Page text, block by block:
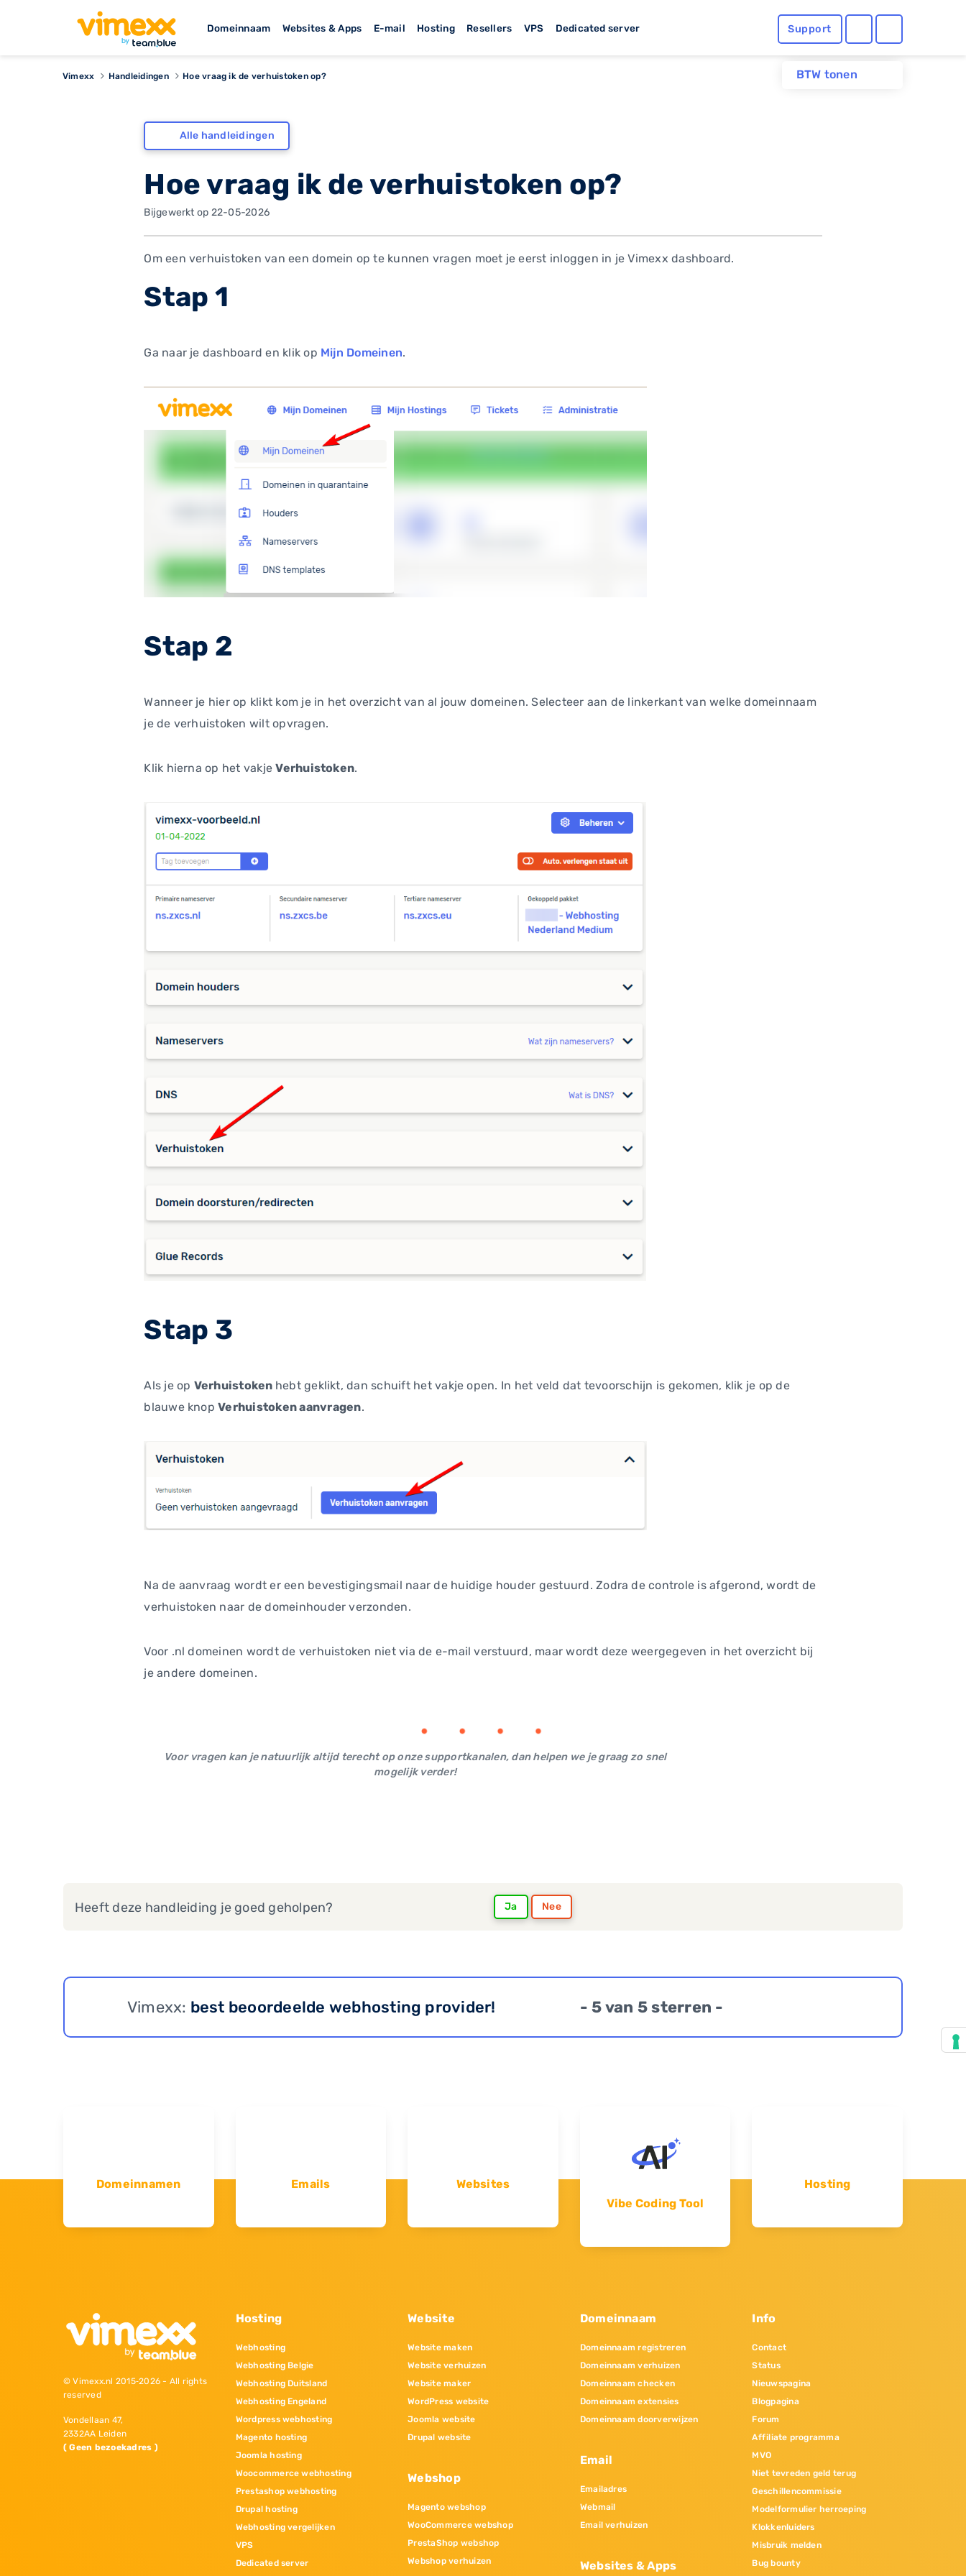
Domeinnaam Websites & Apps E-mail Hosting Resellers VPS Dedicated server Support
BTW tonen
Vimexx Handleidingen Hoe vraag ik de verhuistoken op?
Alle handleidingen
Hoe vraag ik de verhuistoken op?
Bijgewerkt op 22-05-2026
Om een verhuistoken van een domein op te kunnen vragen moet je eerst inloggen in je Vimexx dashboard.
Stap 1
Ga naar je dashboard en klik op Mijn Domeinen.
Stap 2
Wanneer je hier op klikt kom je in het overzicht van al jouw domeinen. Selecteer aan de linkerkant van welke domeinnaam
je de verhuistoken wilt opvragen.
Klik hierna op het vakjeVerhuistoken.
Stap 3
Als je op Verhuistoken hebt geklikt, dan schuift het vakje open. In het veld dat tevoorschijn is gekomen, klik je op de
blauwe knopVerhuistoken aanvragen.
Na de aanvraag wordt er een bevestigingsmail naar de huidige houder gestuurd. Zodra de controle is afgerond, wordt de
verhuistoken naar de domeinhouder verzonden.
Voor .nl domeinen wordt de verhuistoken niet via de e-mail verstuurd, maar wordt deze weergegeven in het overzicht bij
je andere domeinen.
Voor vragen kan je natuurlijk altijd terecht op onze supportkanalen, dan helpen we je graag zo snel
mogelijk verder!
Heeft deze handleiding je goed geholpen? Ja Nee
Vimexx: best beoordeelde webhosting provider! - 5 van 5 sterren -
Domeinnamen Emails
Websites
Vibe Coding Tool
Hosting
© Vimexx.nl 2015‐2026 - All rights
reserved
Vondellaan 47,
2332AA Leiden
( Geen bezoekadres )
Hosting
Webhosting
Webhosting Belgie
Webhosting Duitsland
Webhosting Engeland
Wordpress webhosting
Magento hosting
Joomla hosting
Woocommerce webhosting
Prestashop webhosting
Drupal hosting
Webhosting vergelijken
VPS
Dedicated server
Website
Website maken
Website verhuizen
Website maker
WordPress website
Joomla website
Drupal website
Webshop
Magento webshop
WooCommerce webshop
PrestaShop webshop
Webshop verhuizen
Domeinnaam
Domeinnaam registreren
Domeinnaam verhuizen
Domeinnaam checken
Domeinnaam extensies
Domeinnaam doorverwijzen
Email
Emailadres
Webmail
Email verhuizen
Websites & Apps
Info
Contact
Status
Nieuwspagina
Blogpagina
Forum
Affiliate programma
MVO
Niet tevreden geld terug
Geschillencommissie
Modelformulier herroeping
Klokkenluiders
Misbruik melden
Bug bounty